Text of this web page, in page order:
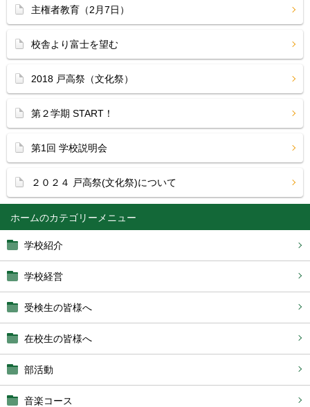
ホーム
学校紹介
学校経営
受検生の皆様へ
在校生の皆様へ
部活動
音楽コース
主権者教育（2月7日）
校舎より富士を望む
2018 戸高祭（文化祭）
第２学期 START！
第1回 学校説明会
２０２４ 戸高祭(文化祭)について